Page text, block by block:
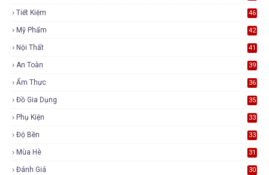
Tiết Kiệm 46
Mỹ Phẩm 42
Nội Thất 41
An Toàn 39
Ẩm Thực 36
Đồ Gia Dụng 35
Phụ Kiện 33
Độ Bền 33
Mùa Hè 31
Đánh Giá 30